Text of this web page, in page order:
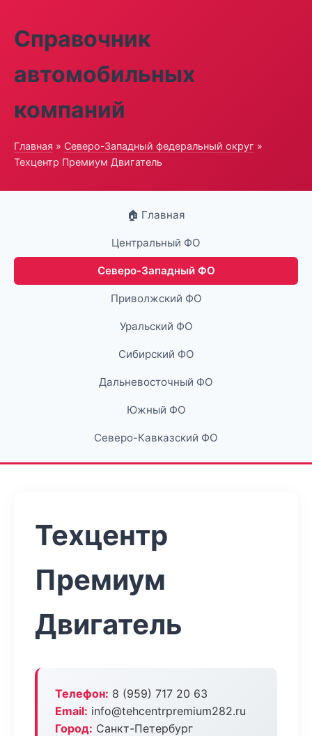
Справочник
автомобильных
компаний
Главная » Северо-Западный федеральный округ »
Техцентр Премиум Двигатель
🏠 Главная
Центральный ФО
Северо-Западный ФО
Приволжский ФО
Уральский ФО
Сибирский ФО
Дальневосточный ФО
Южный ФО
Северо-Кавказский ФО
Техцентр
Премиум
Двигатель
Телефон: 8 (959) 717 20 63
Email: info@tehcentrpremium282.ru
Город: Санкт-Петербург